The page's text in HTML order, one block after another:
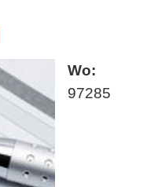
Wo:
97285